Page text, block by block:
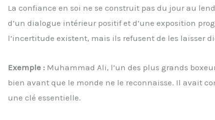
La confiance en soi ne se construit pas du jour au
d’un dialogue intérieur positif et d’une exposition
l’incertitude existent, mais ils refusent de les laisser
Exemple : Muhammad Ali, l’un des plus grands
bien avant que le monde ne le reconnaisse. Il avait
une clé essentielle.